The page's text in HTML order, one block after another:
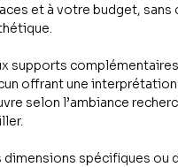
et à votre budget, sans
supports
offrant une
selon l’ambiance
dimensions spécifiques ou